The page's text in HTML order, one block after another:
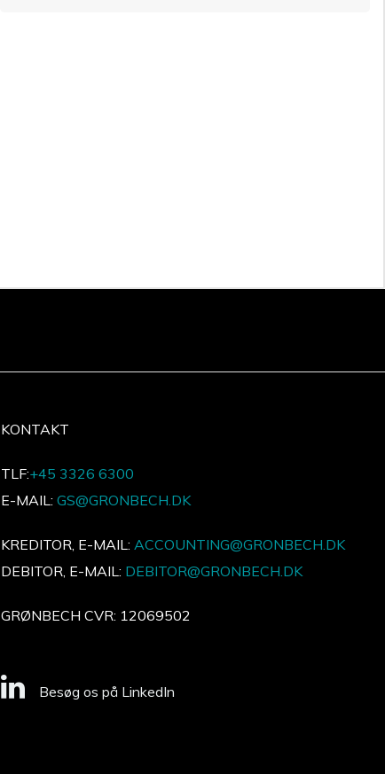
KONTAKT
TLF:+45 3326 6300
E-MAIL:GS@GRONBECH.DK
KREDITOR, E-MAIL: ACCOUNTING@GRONBECH.DK
DEBITOR, E-MAIL: DEBITOR@GRONBECH.DK
GRØNBECH CVR: 12069502
Besøg os på LinkedIn